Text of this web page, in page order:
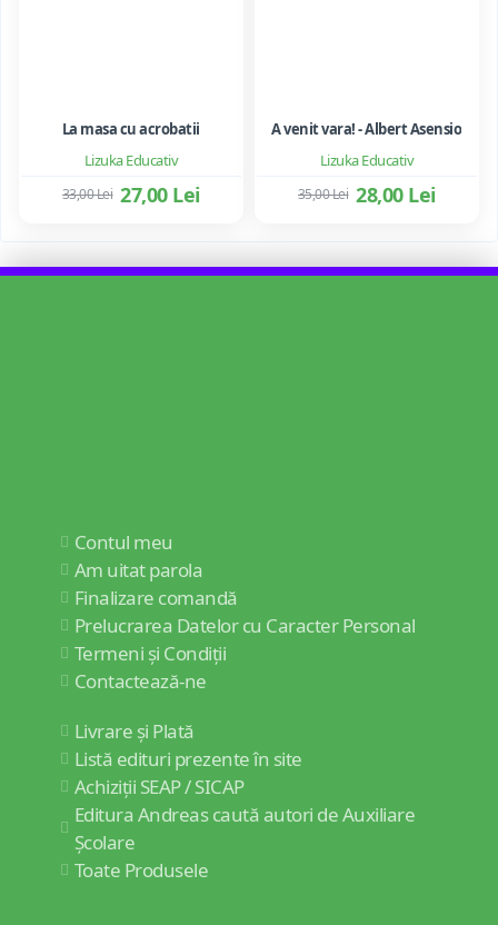
Lizuka Educativ
La masa cu acrobatii
27,00 Lei
33,00 Lei
Lizuka Educativ
A venit vara! - Albert Asensio
28,00 Lei
35,00 Lei
Contul meu
Am uitat parola
Finalizare comandă
Prelucrarea Datelor cu Caracter Personal
Termeni și Condiții
Contactează-ne
Livrare și Plată
Listă edituri prezente în site
Achiziții SEAP / SICAP
Editura Andreas caută autori de Auxiliare
Școlare
Toate Produsele